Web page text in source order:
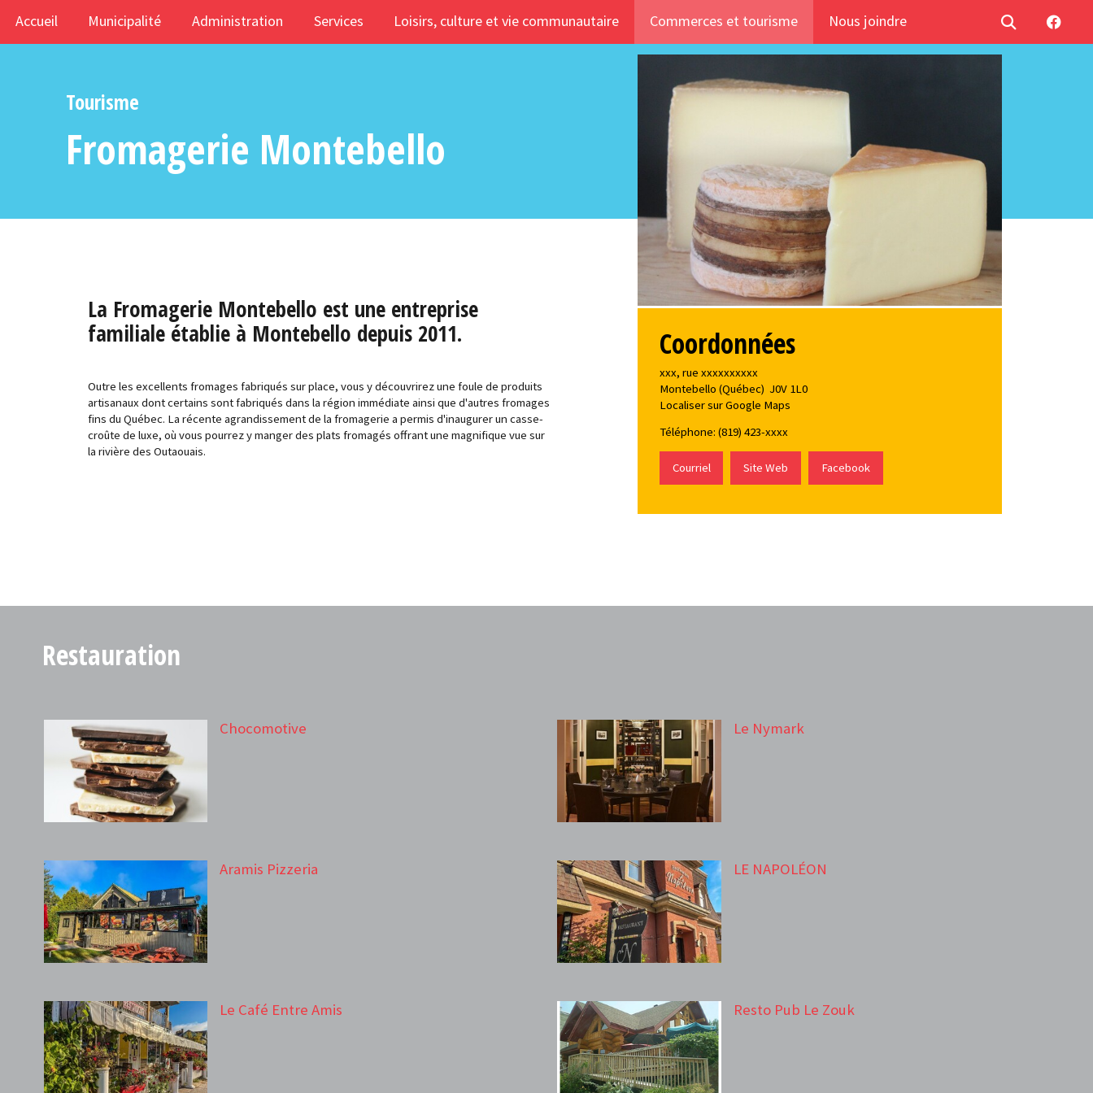
Accueil Municipalité Administration Services Loisirs, culture et vie communautaire Commerces et tourisme Nous joindre
Tourisme
Fromagerie Montebello
La Fromagerie Montebello est une entreprise
familiale établie à Montebello depuis 2011.
Outre les excellents fromages fabriqués sur place, vous y découvrirez une foule de produits
artisanaux dont certains sont fabriqués dans la région immédiate ainsi que d'autres fromages
fins du Québec. La récente agrandissement de la fromagerie a permis d'inaugurer un casse-
croûte de luxe, où vous pourrez y manger des plats fromagés offrant une magnifique vue sur
la rivière des Outaouais.
Coordonnées
xxx, rue xxxxxxxxxx
Montebello (Québec) J0V 1L0
Localiser sur Google Maps
Téléphone: (819) 423-xxxx
Courriel Site Web Facebook
Restauration
Chocomotive Le Nymark
Aramis Pizzeria LE NAPOLÉON
Le Café Entre Amis Resto Pub Le Zouk